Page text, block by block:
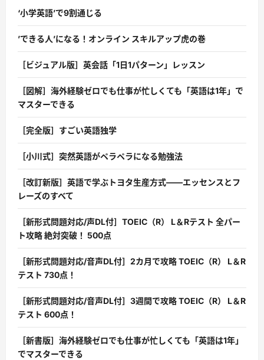
‘小学英語’で9割通じる
’できる人’になる！オンライン スキルアップ虎の巻
［ビジュアル版］英会話「1日1パターン」レッスン
［図解］海外経験ゼロでも仕事が忙しくても「英語は1年」で
マスターできる
［完全版］すごい英語独学
［小川式］突然英語がペラペラになる勉強法
［改訂新版］英語で学ぶトヨタ生産方式――エッセンスとフ
レーズのすべて
［新形式問題対応/声DL付］TOEIC（R） L＆Rテスト 全パー
ト攻略 絶対突破！ 500点
［新形式問題対応/音声DL付］2カ月で攻略 TOEIC（R） L＆R
テスト 730点！
［新形式問題対応/音声DL付］3週間で攻略 TOEIC（R） L＆R
テスト 600点！
［新書版］海外経験ゼロでも仕事が忙しくても「英語は1年」
でマスターできる